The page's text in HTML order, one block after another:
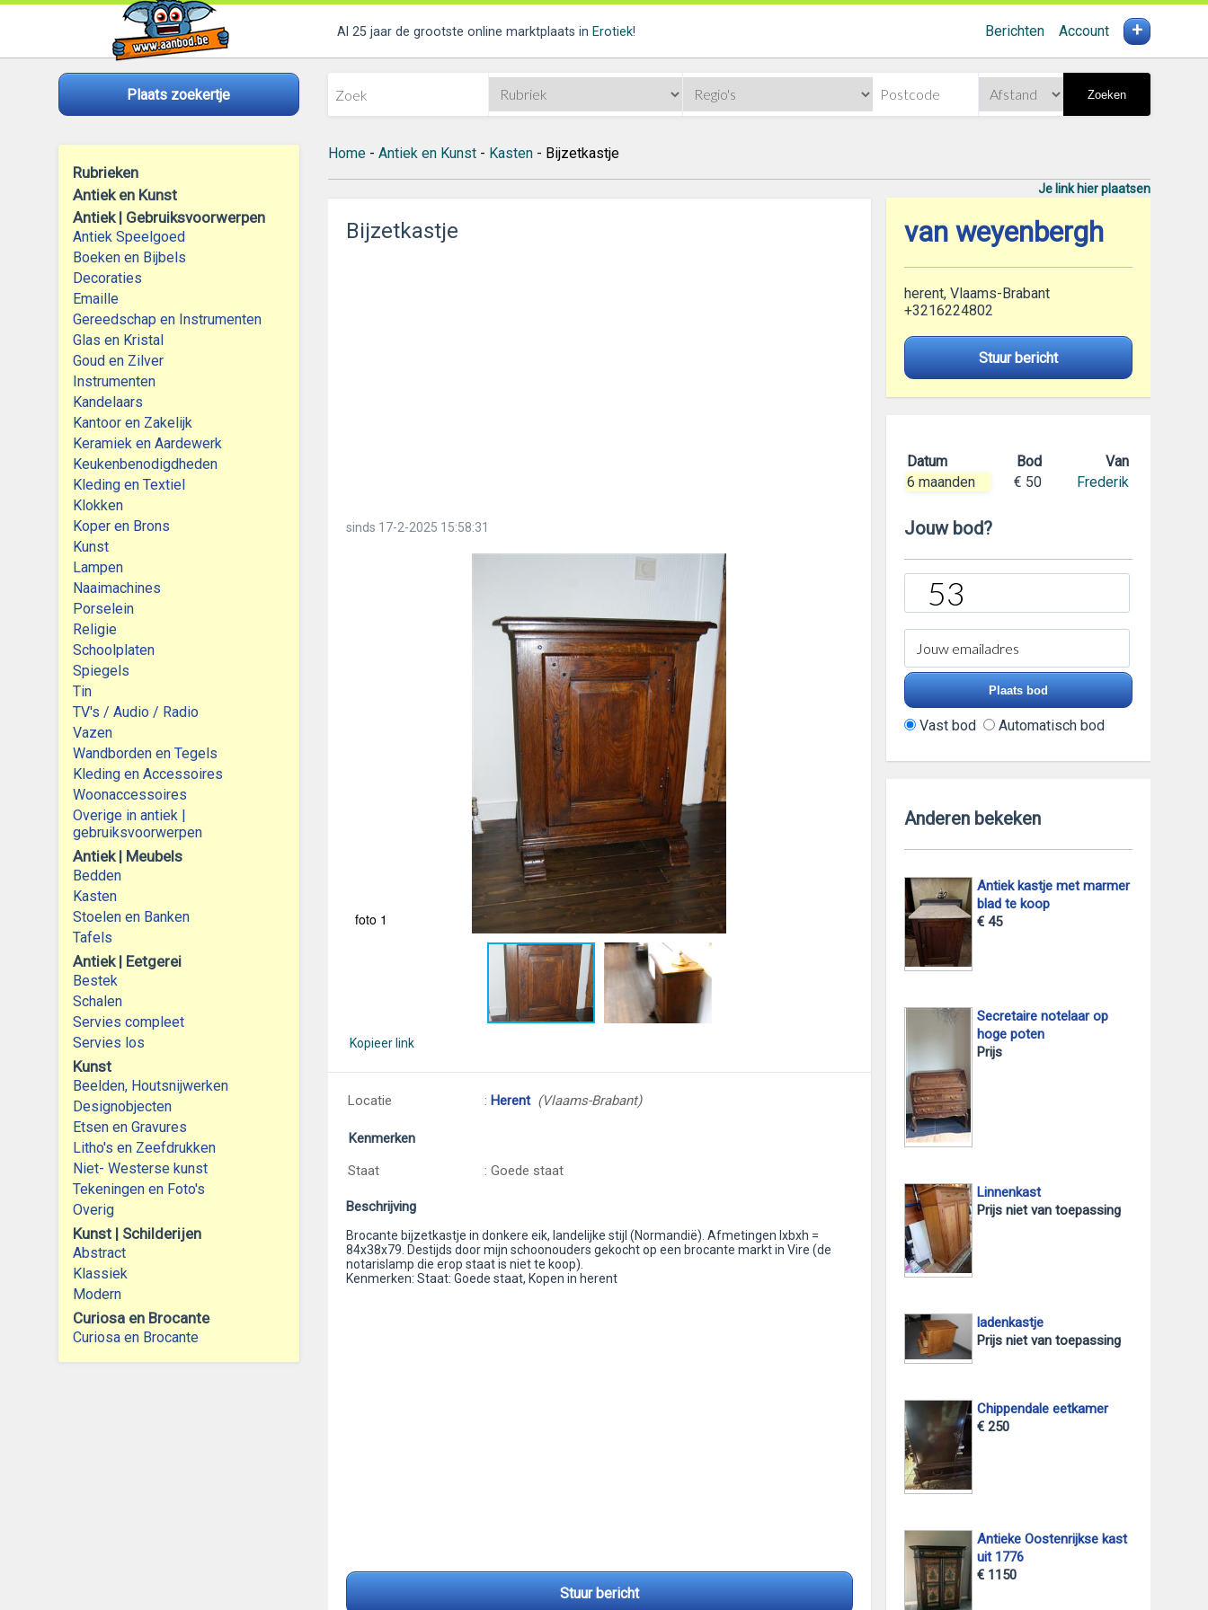
Al 25 jaar de grootste online marktplaats in Erotiek! Berichten Account +
Plaats zoekertje Zoeken
Rubrieken
Antiek en Kunst
Antiek | Gebruiksvoorwerpen
Antiek Speelgoed
Boeken en Bijbels
Decoraties
Emaille
Gereedschap en Instrumenten
Glas en Kristal
Goud en Zilver
Instrumenten
Kandelaars
Kantoor en Zakelijk
Keramiek en Aardewerk
Keukenbenodigdheden
Kleding en Textiel
Klokken
Koper en Brons
Kunst
Lampen
Naaimachines
Porselein
Religie
Schoolplaten
Spiegels
Tin
TV's / Audio / Radio
Vazen
Wandborden en Tegels
Kleding en Accessoires
Woonaccessoires
Overige in antiek |
gebruiksvoorwerpen
Antiek | Meubels
Bedden
Kasten
Stoelen en Banken
Tafels
Antiek | Eetgerei
Bestek
Schalen
Servies compleet
Servies los
Kunst
Beelden, Houtsnijwerken
Designobjecten
Etsen en Gravures
Litho's en Zeefdrukken
Niet- Westerse kunst
Tekeningen en Foto's
Overig
Kunst | Schilderijen
Abstract
Klassiek
Modern
Curiosa en Brocante
Curiosa en Brocante
Home- Antiek en Kunst- Kasten- Bijzetkastje
Je link hier plaatsen
Bijzetkastje
sinds 17-2-2025 15:58:31
foto 1
Kopieer link
Locatie : Herent (Vlaams-Brabant)
Kenmerken
Staat
: Goede staat
Beschrijving
Brocante bijzetkastje in donkere eik, landelijke stijl (Normandië). Afmetingen lxbxh =
84x38x79. Destijds door mijn schoonouders gekocht op een brocante markt in Vire (de
notarislamp die erop staat is niet te koop).
Kenmerken: Staat: Goede staat, Kopen in herent
Stuur bericht
van weyenbergh
herent, Vlaams-Brabant
+3216224802
Stuur bericht
Datum Bod
Van
6 maanden
€ 50 Frederik
Jouw bod?
Vast bod Automatisch bod
Anderen bekeken
Antiek kastje met marmer
blad te koop
€ 45
Secretaire notelaar op
hoge poten
Prijs
Linnenkast
Prijs niet van toepassing
ladenkastje
Prijs niet van toepassing
Chippendale eetkamer
€ 250
Antieke Oostenrijkse kast
uit 1776
€ 1150